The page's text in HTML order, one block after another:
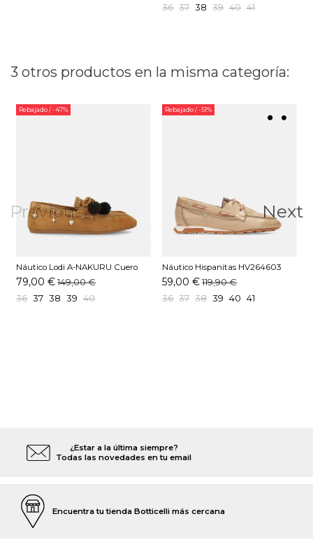
36 37 38 39 40 41
3 otros productos en la misma categoría:
Previous
Rebajado/ -47%
Náutico Lodi A-NAKURU Cuero
79,00 € 149,00 €
36 37 38 39 40
Rebajado/ -51%
Náutico Hispanitas HV264603
C002 Camel
59,00 € 119,90 €
36 37 38 39 40 41
Next
¿Estar a la última siempre?
Todas las novedades en tu email
Encuentra tu tienda Botticelli más cercana